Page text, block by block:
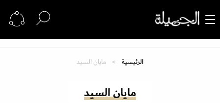
الرئيسية مايان السيد
مايان السيد